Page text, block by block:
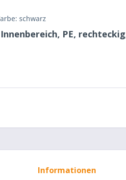
schwarz
PE, rechteckig,
Informationen